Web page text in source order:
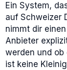
Ein System,
auf Schweizer
nimmt dir
Anbieter
werden und ob
ist keine